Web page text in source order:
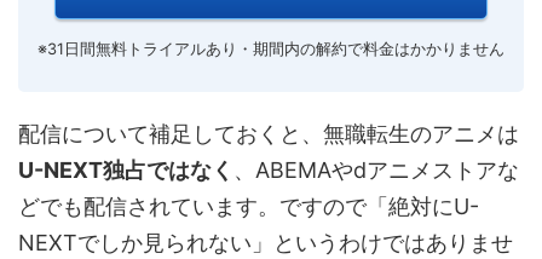
※31日間無料トライアルあり・期間内の解約で料金はかかりません
配信について補足しておくと、無職転生のアニメは
U-NEXT独占ではなく 、ABEMAやdアニメストアな
どでも配信されています。ですので「絶対にU-
NEXTでしか見られない」というわけではありませ